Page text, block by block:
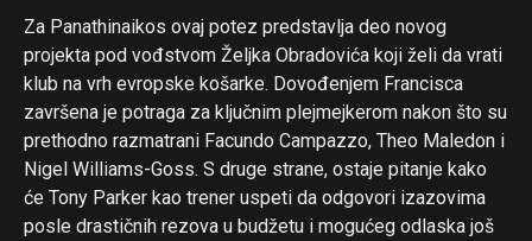
Za Panathinaikos ovaj potez predstavlja deo novog
projekta pod vođstvom Željka Obradovića koji želi da vrati
klub na vrh evropske košarke. Dovođenjem Francisca
završena je potraga za ključnim plejmejkerom nakon što su
prethodno razmatrani Facundo Campazzo, Theo Maledon i
Nigel Williams-Goss. S druge strane, ostaje pitanje kako
će Tony Parker kao trener uspeti da odgovori izazovima
posle drastičnih rezova u budžetu i mogućeg odlaska još